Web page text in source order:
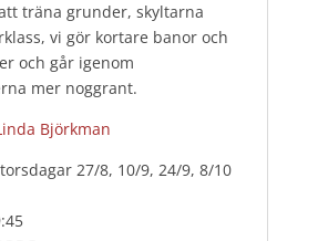
träna grunder, skyltarna
vi gör kortare banor och
och går igenom
mer noggrant.
Björkman
torsdagar 27/8, 10/9, 24/9, 8/10